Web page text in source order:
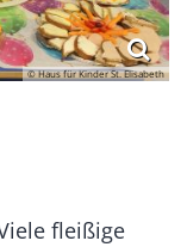
© Haus für Kinder St. Elisabeth
fleißige